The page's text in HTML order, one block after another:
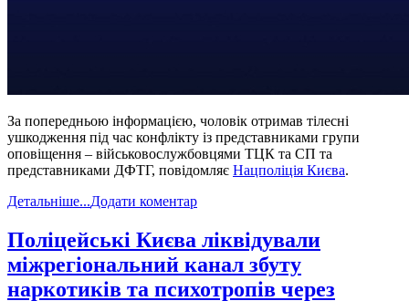
За попередньою інформацією, чоловік отримав тілесні
ушкодження під час конфлікту із представниками групи
оповіщення – військовослужбовцями ТЦК та СП та
представниками ДФТГ, повідомляє Нацполіція Києва.
Детальніше...Додати коментар
​Поліцейські Києва ліквідували
міжрегіональний канал збуту
наркотиків та психотропів через